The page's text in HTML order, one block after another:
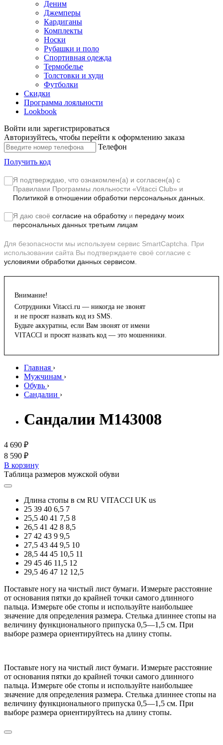
Деним
Джемперы
Кардиганы
Комплекты
Носки
Рубашки и поло
Спортивная одежда
Термобелье
Толстовки и худи
Футболки
Скидки
Программа лояльности
Lookbook
Войти или зарегистрироваться
Авторизуйтесь, чтобы перейти к оформлению заказа
Телефон
Получить код
Я подтверждаю, что ознакомлен(а) и согласен(а) с
Правилами Программы лояльности «Vitacci Club» и
Политикой в отношении обработки персональных данных.
Я даю своё согласие на обработку и передачу моих
персональных данных третьим лицам
Для безопасности мы используем сервис SmartCaptcha. При
использовании сайта Вы подтверждаете своё согласие с
условиями обработки данных сервисом.
Внимание!
Сотрудники Vitacci.ru — никогда не звонят
и не просят назвать код из SMS.
Будьте аккуратны, если Вам звонят от имени
VITACCI и просят назвать код — это мошенники.
Главная ›
Мужчинам ›
Обувь ›
Сандалии ›
Сандалии M143008
4 690 ₽
8 590 ₽
В корзину
Таблица размеров мужской обуви
Длина стопы в см RU VITACCI UK us
25 39 40 6,5 7
25,5 40 41 7,5 8
26,5 41 42 8 8,5
27 42 43 9 9,5
27,5 43 44 9,5 10
28,5 44 45 10,5 11
29 45 46 11,5 12
29,5 46 47 12 12,5
Поставьте ногу на чистый лист бумаги. Измерьте расстояние
от основания пятки до крайней точки самого длинного
пальца. Измерьте обе стопы и используйте наибольшее
значение для определения размера. Стелька длиннее стопы на
величину функционального припуска 0,5—1,5 см. При
выборе размера ориентируйтесь на длину стопы.
Поставьте ногу на чистый лист бумаги. Измерьте расстояние
от основания пятки до крайней точки самого длинного
пальца. Измерьте обе стопы и используйте наибольшее
значение для определения размера. Стелька длиннее стопы на
величину функционального припуска 0,5—1,5 см. При
выборе размера ориентируйтесь на длину стопы.